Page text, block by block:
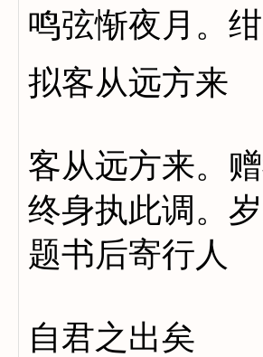
鸣弦惭夜月。
拟客从远方来
客从远方来。
终身执此调。
题书后寄行人
自君之出矣